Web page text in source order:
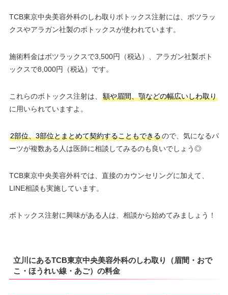
TCB東京中央美容外科のしわ取りボトックス注射には、ボツラッ
クスやアラガン社製のボトックスが使われています。
施術料金はボツラックスで3,500円（税込）、アラガン社製ボト
ックスで8,000円（税込）です。
これらのボトックス注射は、
額や眉間、顎などの幅広いしわ取り
に用いられていますよ。
2部位、3部位とまとめて契約することもできるので、気になるパ
ーツが複数ある人は医師に相談してみるのも良いでしょう◎
TCB東京中央美容外科では、直接のカウンセリングに加えて、
LINE相談も実施しています。
ボトックス注射に興味がある人は、相談から始めてみましょう！
立川にあるTCB東京中央美容外科のしわ取り（眉間・おで
こ・ほうれい線・あご）の料金